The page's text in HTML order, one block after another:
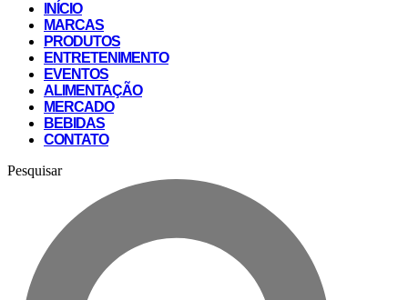
INÍCIO
MARCAS
PRODUTOS
ENTRETENIMENTO
EVENTOS
ALIMENTAÇÃO
MERCADO
BEBIDAS
CONTATO
Pesquisar